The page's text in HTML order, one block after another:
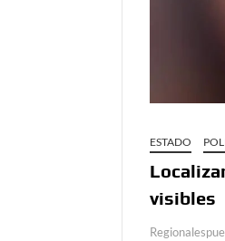
ESTADO
visibles